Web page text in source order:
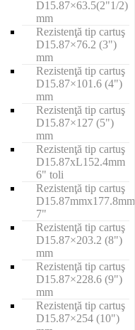
D15.87×63.5(2"1/2)
mm
Rezistenţă tip cartuş
D15.87×76.2 (3")
mm
Rezistenţă tip cartuş
D15.87×101.6 (4")
mm
Rezistenţă tip cartuş
D15.87×127 (5")
mm
Rezistenţă tip cartuş
D15.87xL152.4mm
6" toli
Rezistenţă tip cartuş
D15.87mmx177.8mm
7"
Rezistenţă tip cartuş
D15.87×203.2 (8")
mm
Rezistenţă tip cartuş
D15.87×228.6 (9")
mm
Rezistenţă tip cartuş
D15.87×254 (10")